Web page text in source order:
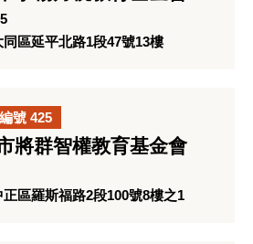
區延平北路1段47號13樓
號 425
將群智權教育基金會
區羅斯福路2段100號8樓之1